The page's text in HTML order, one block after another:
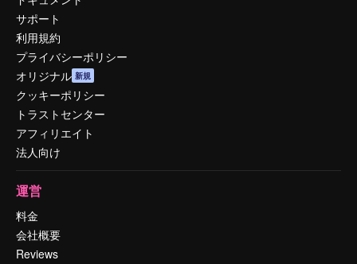
サポート
利用規約
プライバシーポリシー
オリジナル 新規
クッキーポリシー
トラストセンター
アフィリエイト
法人向け
運営
料金
会社概要
Reviews